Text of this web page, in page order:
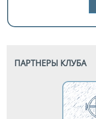
ПАРТНЕРЫ КЛУБА